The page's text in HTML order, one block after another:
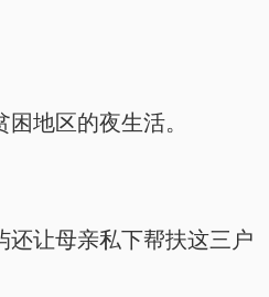
地区的夜生活。
还让母亲私下帮扶这三户